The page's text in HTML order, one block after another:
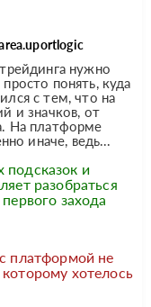
нужно
понять, куда
с тем, что на
и значков, от
На платформе
иначе, ведь...
подсказок и
разобраться
захода
платформой не
хотелось